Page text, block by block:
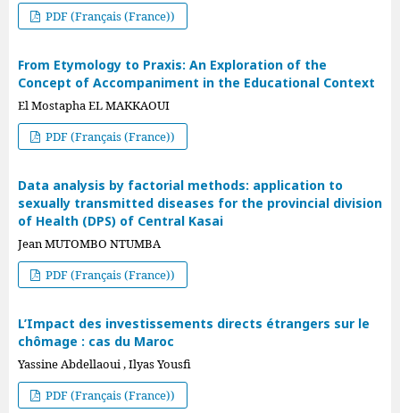
PDF (Français (France))
From Etymology to Praxis: An Exploration of the
Concept of Accompaniment in the Educational Context
El Mostapha EL MAKKAOUI
PDF (Français (France))
Data analysis by factorial methods: application to
sexually transmitted diseases for the provincial division
of Health (DPS) of Central Kasai
Jean MUTOMBO NTUMBA
PDF (Français (France))
L’Impact des investissements directs étrangers sur le
chômage : cas du Maroc
Yassine Abdellaoui , Ilyas Yousfi
PDF (Français (France))